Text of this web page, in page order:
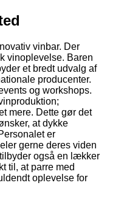
vinbar. Der
vinoplevelse. Baren
et bredt udvalg af
producenter.
og workshops.
mere. Dette gør det
at dykke
er
gerne deres viden
også en lækker
til, at parre med
oplevelse for